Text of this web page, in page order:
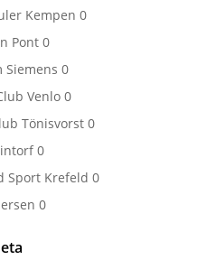
Kempen 0
Pont 0
Siemens 0
Venlo 0
Tönisvorst 0
0
Sport Krefeld 0
0